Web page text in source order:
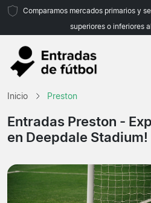
Comparamos mercados primarios y
superiores o inferiores
Equipos
Ligas
Inicio Preston
Entradas Preston -
en Deepdale Stadium!